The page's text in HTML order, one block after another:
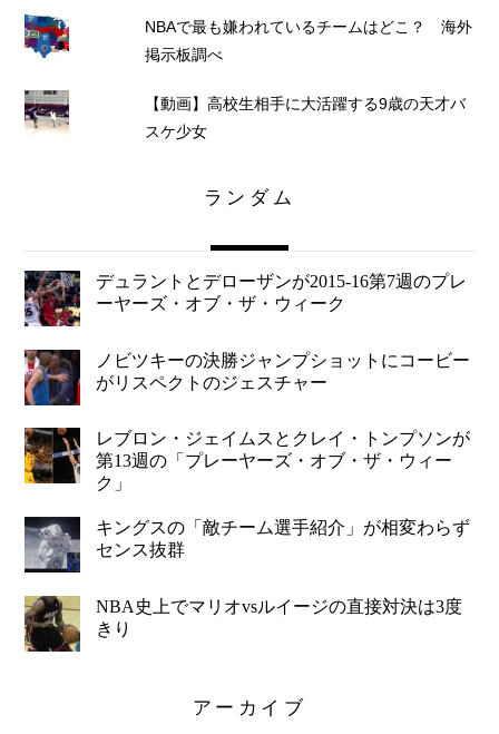
NBAで最も嫌われているチームはどこ？ 海外
掲示板調べ
【動画】高校生相手に大活躍する9歳の天才バ
スケ少女
ランダム
デュラントとデローザンが2015-16第7週のプレ
ーヤーズ・オブ・ザ・ウィーク
ノビツキーの決勝ジャンプショットにコービー
がリスペクトのジェスチャー
レブロン・ジェイムスとクレイ・トンプソンが
第13週の「プレーヤーズ・オブ・ザ・ウィー
ク」
キングスの「敵チーム選手紹介」が相変わらず
センス抜群
NBA史上でマリオvsルイージの直接対決は3度
きり
アーカイブ